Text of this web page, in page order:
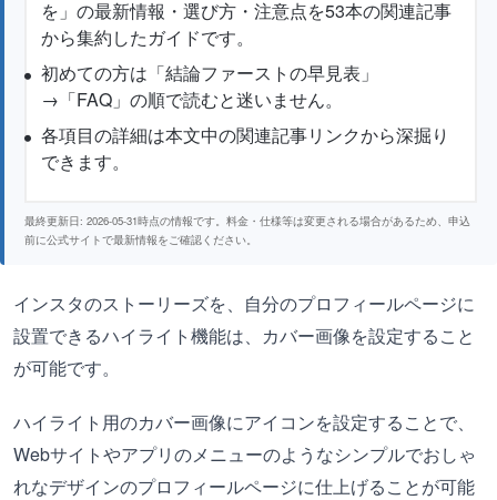
を」の最新情報・選び方・注意点を53本の関連記事
から集約したガイドです。
初めての方は「結論ファーストの早見表」
→「FAQ」の順で読むと迷いません。
各項目の詳細は本文中の関連記事リンクから深掘り
できます。
最終更新日: 2026-05-31時点の情報です。料金・仕様等は変更される場合があるため、申込
前に公式サイトで最新情報をご確認ください。
インスタのストーリーズを、自分のプロフィールページに
設置できるハイライト機能は、カバー画像を設定すること
が可能です。
ハイライト用のカバー画像にアイコンを設定することで、
Webサイトやアプリのメニューのようなシンプルでおしゃ
れなデザインのプロフィールページに仕上げることが可能